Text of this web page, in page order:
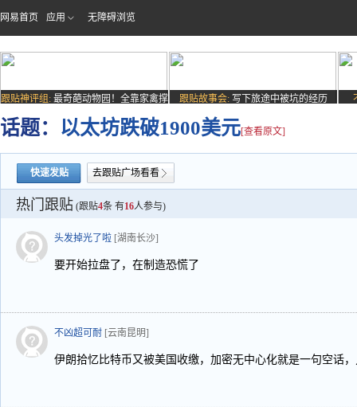
网易首页 应用 无障碍浏览
跟贴神评组: 最奇葩动物园！全靠家禽撑
场子
跟贴故事会: 写下旅途中被坑的经历
话题： 以太坊跌破1900美元[查看原文]
快速发贴 去跟贴广场看看
热门跟贴 (跟贴4条 有16人参与)
头发掉光了啦 [湖南长沙]
要开始拉盘了，在制造恐慌了
不凶超可耐 [云南昆明]
伊朗拾忆比特币又被美国收缴，加密无中心化就是一句空话